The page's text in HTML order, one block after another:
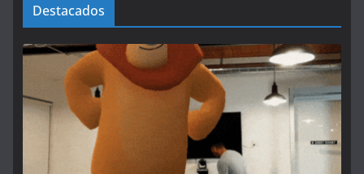
Destacados